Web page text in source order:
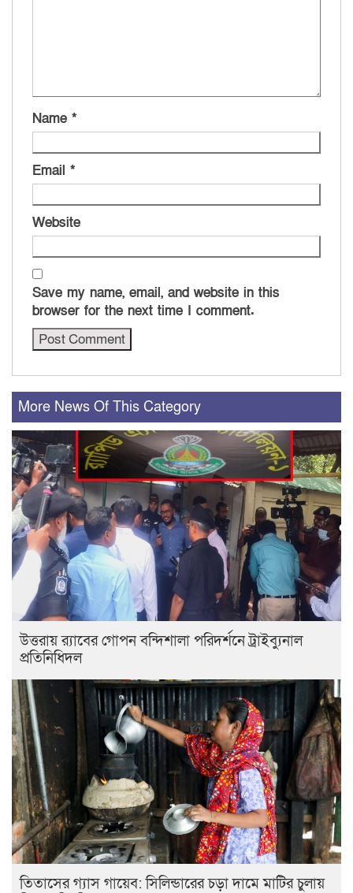
Name *
Email *
Website
Save my name, email, and website in this
browser for the next time I comment.
More News Of This Category
উত্তরায় র‍্যাবের গোপন বন্দিশালা পরিদর্শনে ট্রাইব্যুনাল
প্রতিনিধিদল
তিতাসের গ্যাস গায়েব: সিলিন্ডারের চড়া দামে মাটির চুলায়